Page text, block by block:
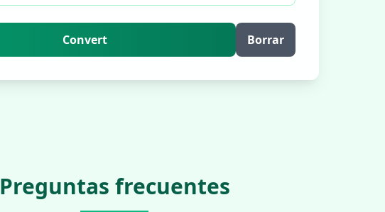
Convert Borrar
Preguntas frecuentes